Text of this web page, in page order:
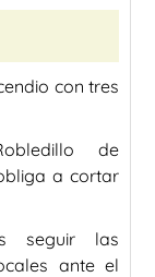
con tres
de
a cortar
seguir las
ante el